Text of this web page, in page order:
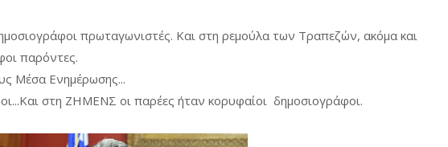
πρωταγωνιστές. Και στη ρεμούλα των Τραπεζών, ακόμα και
παρόντες.
Μέσα Ενημέρωσης...
στη ΖΗΜΕΝΣ οι παρέες ήταν κορυφαίοι δημοσιογράφοι.